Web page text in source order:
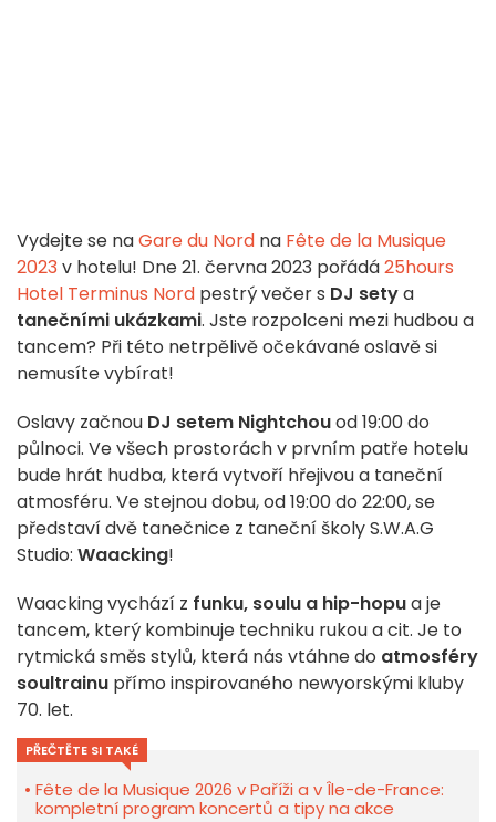
Vydejte se naGare du Nord na Fête de la Musique
2023 v hotelu! Dne 21. června 2023 pořádá25hours
Hotel Terminus Nord pestrý večer s DJ setya
tanečními ukázkami. Jste rozpolceni mezi hudbou a
tancem? Při této netrpělivě očekávané oslavě si
nemusíte vybírat!
Oslavy začnou DJ setem Nightchouod 19:00 do
půlnoci. Ve všech prostorách v prvním patře hotelu
bude hrát hudba, která vytvoří hřejivou a taneční
atmosféru. Ve stejnou dobu, od 19:00 do 22:00, se
představí dvě tanečnice z taneční školy S.W.A.G
Studio: Waacking!
Waacking vychází z funku, soulu a hip-hopua je
tancem, který kombinuje techniku rukou a cit. Je to
rytmická směs stylů, která nás vtáhne do atmosféry
soultrainu přímo inspirovaného newyorskými kluby
70. let.
PŘEČTĚTE SI TAKÉ
Fête de la Musique 2026 v Paříži a v Île-de-France:
kompletní program koncertů a tipy na akce